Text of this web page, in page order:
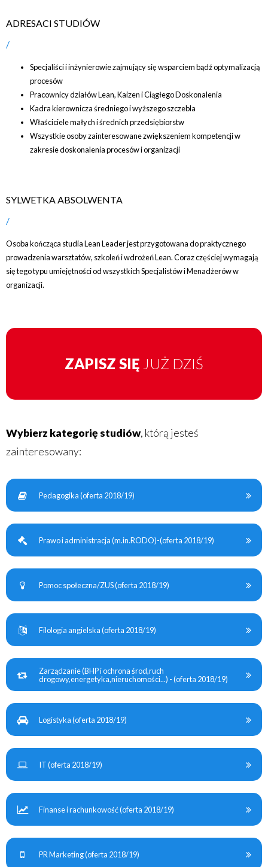
ADRESACI STUDIÓW
Specjaliści i inżynierowie zajmujący się wsparciem bądź optymalizacją
procesów
Pracownicy działów Lean, Kaizen i Ciągłego Doskonalenia
Kadra kierownicza średniego i wyższego szczebla
Właściciele małych i średnich przedsiębiorstw
Wszystkie osoby zainteresowane zwiększeniem kompetencji w
zakresie doskonalenia procesów i organizacji
SYLWETKA ABSOLWENTA
Osoba kończąca studia Lean Leader jest przygotowana do praktycznego
prowadzenia warsztatów, szkoleń i wdrożeń Lean. Coraz częściej wymagają
się tego typu umiejętności od wszystkich Specjalistów i Menadżerów w
organizacji.
ZAPISZ SIĘ JUŻ DZIŚ
Wybierz kategorię studiów, którą jesteś
zainteresowany:
Pedagogika (oferta 2018/19)
Prawo i administracja (m.in.RODO)-(oferta 2018/19)
Pomoc społeczna/ZUS (oferta 2018/19)
Filologia angielska (oferta 2018/19)
Zarządzanie (BHP i ochrona środ,ruch
drogowy,energetyka,nieruchomości...) - (oferta 2018/19)
Logistyka (oferta 2018/19)
IT (oferta 2018/19)
Finanse i rachunkowość (oferta 2018/19)
PR Marketing (oferta 2018/19)